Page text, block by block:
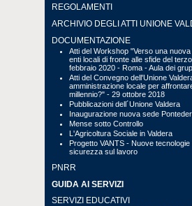
REGOLAMENTI
ARCHIVIO DEGLI ATTI UNIONE
DOCUMENTAZIONE
Atti del Workshop "Verso una
enti locali di fronte alle sfide del
febbraio 2020 - Roma - Aula dei
Atti del Convegno dell'Unione
amministrazione locale per
millennio?" - 29 ottobre 2018
Pubblicazioni dell´Unione Valdera
Inaugurazione nuova sede
Mense sotto Controllo
L'Agricoltura Sociale in Valdera
Progetto VANTS - Nuove tecnologie
sicurezza sul lavoro
PNRR
GUIDA AI SERVIZI
SERVIZI EDUCATIVI